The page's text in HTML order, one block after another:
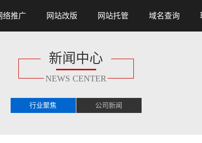
络推广 网站改版 网站托管 域名查询
新闻中心
NEWS CENTER
行业聚焦 公司新闻